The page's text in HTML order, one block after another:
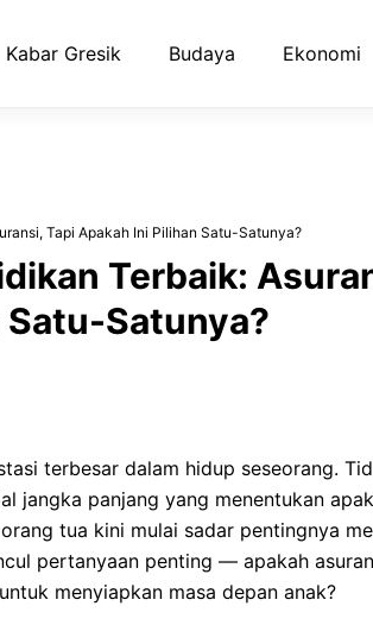
Kabar Gresik Budaya Ekonomi
Tapi Apakah Ini Pilihan Satu-Satunya?
Terbaik:
Satunya?
terbesar dalam hidup seseorang.
jangka panjang yang menentukan
tua kini mulai sadar pentingnya
pertanyaan penting — apakah
menyiapkan masa depan anak?